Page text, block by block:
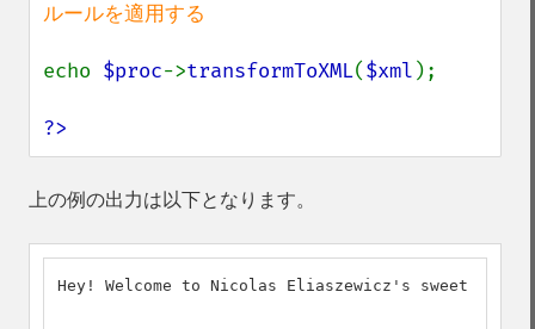
ルールを適用する
echo $proc->transformToXML($xml );
?>
上の例の出力は以下となります。
Hey! Welcome to Nicolas Eliaszewicz's sweet CD